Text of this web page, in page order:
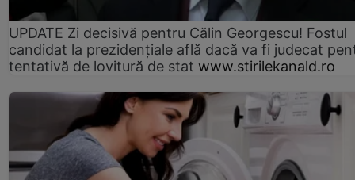
UPDATE Zi decisivă pentru Călin Georgescu! Fostul
candidat la prezidențiale află dacă va fi judecat
tentativă de lovitură de stat www.stirilekanald.ro